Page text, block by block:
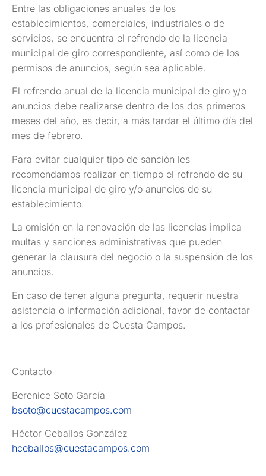
Entre las obligaciones anuales de los
establecimientos, comerciales, industriales o de
servicios, se encuentra el refrendo de la licencia
municipal de giro correspondiente, así como de los
permisos de anuncios, según sea aplicable.
El refrendo anual de la licencia municipal de giro y/o
anuncios debe realizarse dentro de los dos primeros
meses del año, es decir, a más tardar el último día del
mes de febrero.
Para evitar cualquier tipo de sanción les
recomendamos realizar en tiempo el refrendo de su
licencia municipal de giro y/o anuncios de su
establecimiento.
La omisión en la renovación de las licencias implica
multas y sanciones administrativas que pueden
generar la clausura del negocio o la suspensión de los
anuncios.
En caso de tener alguna pregunta, requerir nuestra
asistencia o información adicional, favor de contactar
a los profesionales de Cuesta Campos.
Contacto
Berenice Soto García
bsoto@cuestacampos.com
Héctor Ceballos González
hceballos@cuestacampos.com